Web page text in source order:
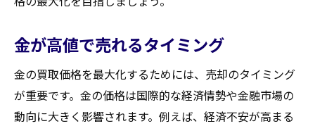
金が高値で売れるタイミング
金の買取価格を最大化するためには、売却のタイミング
が重要です。金の価格は国際的な経済情勢や金融市場の
動向に大きく影響されます。例えば、経済不安が高まる